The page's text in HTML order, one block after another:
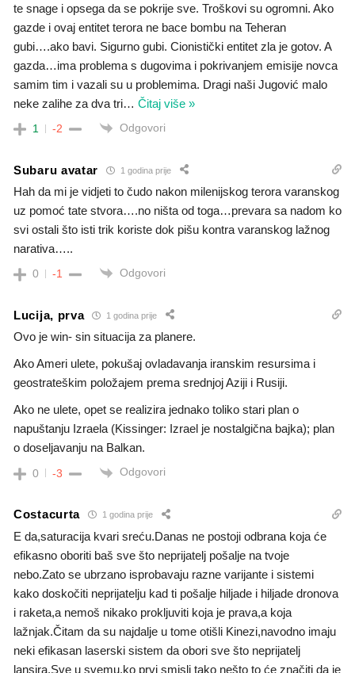
te snage i opsega da se pokrije sve. Troškovi su ogromni. Ako
gazde i ovaj entitet terora ne bace bombu na Teheran
gubi….ako bavi. Sigurno gubi. Cionistički entitet zla je gotov. A
gazda…ima problema s dugovima i pokrivanjem emisije novca
samim tim i vazali su u problemima. Dragi naši Jugović malo
neke zalihe za dva tri… Čitaj više »
1 -2 Odgovori
Subaru avatar 1 godina prije
Hah da mi je vidjeti to čudo nakon milenijskog terora varanskog
uz pomoć tate stvora….no ništa od toga…prevara sa nadom ko
svi ostali što isti trik koriste dok pišu kontra varanskog lažnog
narativa…..
0 -1 Odgovori
Lucija, prva 1 godina prije
Ovo je win- sin situacija za planere.
Ako Ameri ulete, pokušaj ovladavanja iranskim resursima i
geostrateškim položajem prema srednjoj Aziji i Rusiji.
Ako ne ulete, opet se realizira jednako toliko stari plan o
napuštanju Izraela (Kissinger: Izrael je nostalgična bajka); plan
o doseljavanju na Balkan.
0 -3 Odgovori
Costacurta 1 godina prije
E da,saturacija kvari sreću.Danas ne postoji odbrana koja će
efikasno oboriti baš sve što neprijatelj pošalje na tvoje
nebo.Zato se ubrzano isprobavaju razne varijante i sistemi
kako doskočiti neprijatelju kad ti pošalje hiljade i hiljade dronova
i raketa,a nemoš nikako prokljuviti koja je prava,a koja
lažnjak.Čitam da su najdalje u tome otišli Kinezi,navodno imaju
neki efikasan laserski sistem da obori sve što neprijatelj
lansira.Sve u svemu,ko prvi smisli tako nešto to će značiti da je